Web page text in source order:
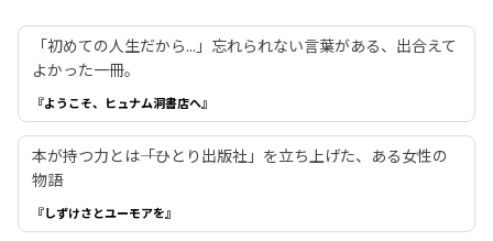
「初めての人生だから...」忘れられない言葉がある、出合えて
よかった一冊。
『ようこそ、ヒュナム洞書店へ』
本が持つ力とは――「ひとり出版社」を立ち上げた、ある女性の
物語
『しずけさとユーモアを』